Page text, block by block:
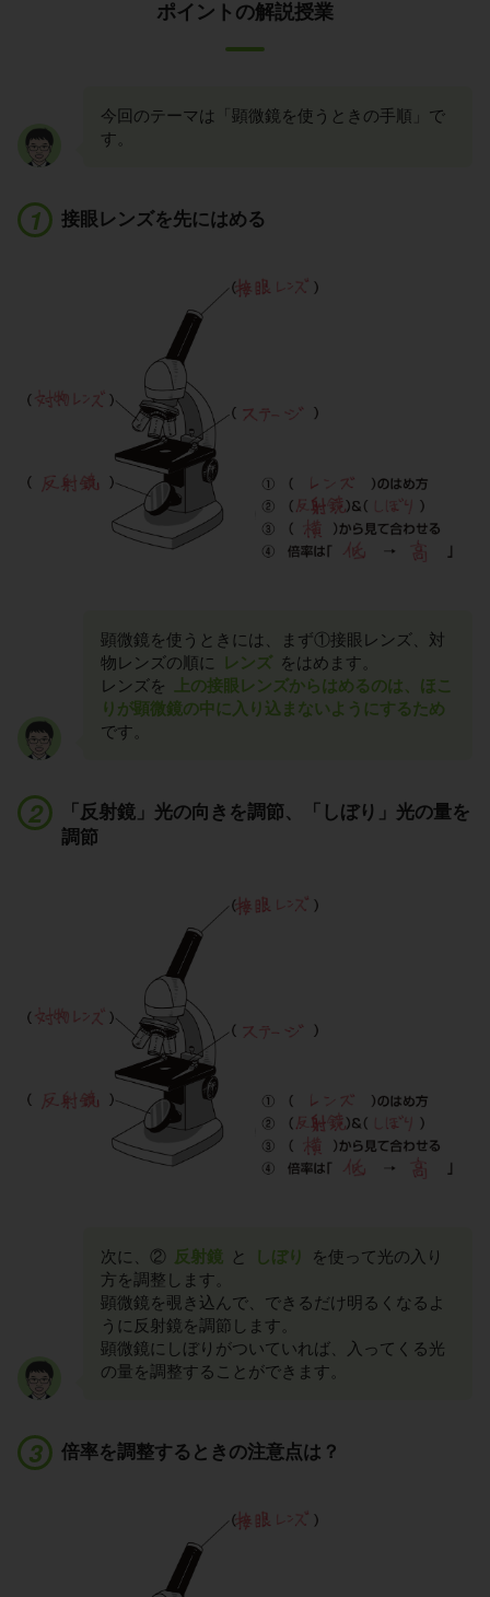
ポイントの解説授業
今回のテーマは「顕微鏡を使うときの手順」で
す。
接眼レンズを先にはめる
顕微鏡を使うときには、まず①接眼レンズ、対
物レンズの順に
レンズ をはめます。
レンズを
上の接眼レンズからはめるのは、ほこ
りが顕微鏡の中に入り込まないようにするため
です。
「反射鏡」光の向きを調節、「しぼり」光の量を
調節
次に、② 反射鏡 と しぼり
を使って光の入り
方を調整します。
顕微鏡を覗き込んで、できるだけ明るくなるよ
うに反射鏡を調節します。
顕微鏡にしぼりがついていれば、入ってくる光
の量を調整することができます。
倍率を調整するときの注意点は？